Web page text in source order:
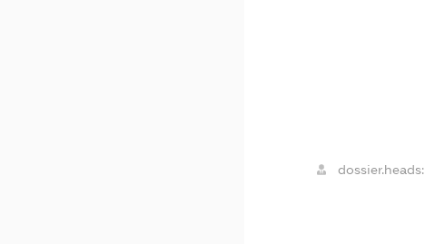
dossier.heads: